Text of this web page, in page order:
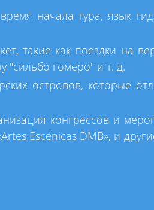
начала тура, язык
такие как поездки на
"сильбо гомеро" и т. д.
островов, которые
конгрессов и
Escénicas DMB», и